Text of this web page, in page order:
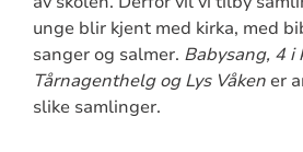
unge blir kjent med kirka, med
sanger og salmer. Babysang, 4 i
Tårnagenthelg og Lys Våkener
slike samlinger.